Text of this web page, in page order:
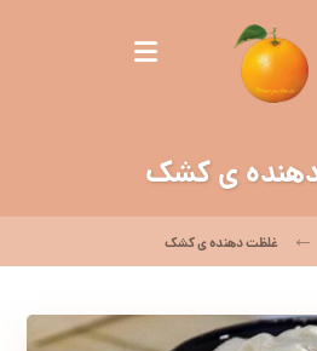
ی کشک
غلظت دهنده ی کشک